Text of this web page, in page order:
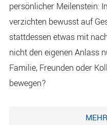
persönlicher Meilenstein:
verzichten bewusst auf
stattdessen etwas mit
nicht den eigenen Anlass
Familie, Freunden oder
bewegen?